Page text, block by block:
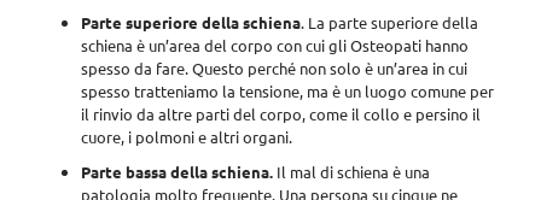
Parte superiore della schiena. La parte superiore della
schiena è un’area del corpo con cui gli Osteopati hanno
spesso da fare. Questo perché non solo è un’area in cui
spesso tratteniamo la tensione, ma è un luogo comune per
il rinvio da altre parti del corpo, come il collo e persino il
cuore, i polmoni e altri organi.
Parte bassa della schiena.Il mal di schiena è una
patologia molto frequente. Una persona su cinque ne